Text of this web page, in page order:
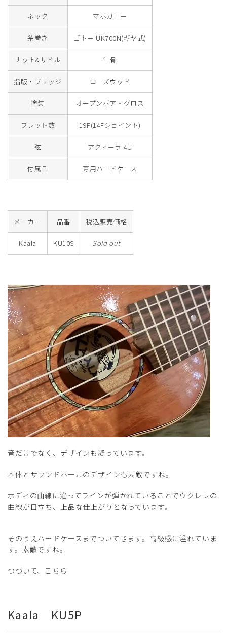
ネック マホガニー
糸巻き ゴトー UK700N(ギヤ式)
ナット&サドル 牛骨
指版・ブリッジ ローズウッド
塗装 オープンボア・グロス
フレット数 19F(14Fジョイント)
弦 アクィーラ 4U
付属品 専用ハードケース
メーカー 品番 税込販売価格
Kaala KU10S Sold out
音だけでなく、デザインも凝っています。
本体とサウンドホールのデザインも素敵ですね。
ボディの曲線に沿ってラインが弾かれていることでウクレレの
曲線が目立ち、上品な仕上がりとなっています。
そのうえハードケースまでついてきます。高級感に溢れていま
す。素敵ですね。
つづいて、こちら
Kaala KU5P